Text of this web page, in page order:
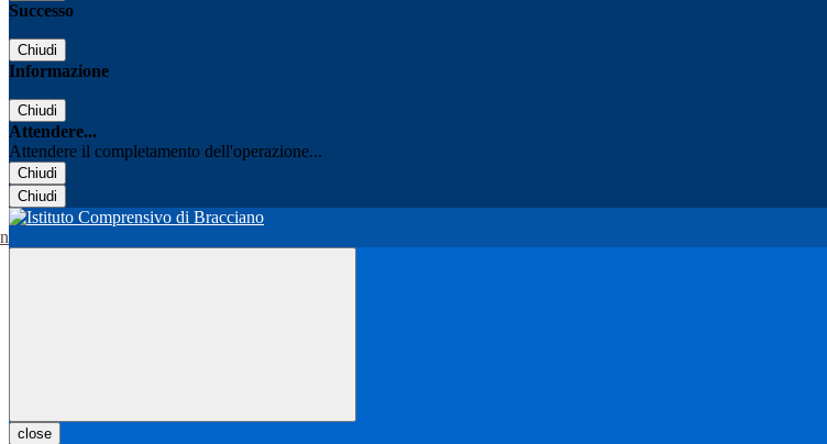
Successo
Chiudi
Informazione
Chiudi
Attendere...
Attendere il completamento dell'operazione...
Chiudi
Chiudi
close